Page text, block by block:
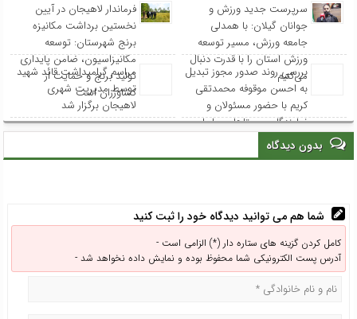
سرپرست جدید ورزش و
جوانان گیلان: با همدلی
جامعه ورزش، مسیر توسعه
ورزش استان را با قدرت دنبال
می‌کنیم
فرماندار لاهیجان در آیین
نخستین برداشت مکانیزه
برنج شهرستان: توسعه
مکانیزاسیون، ضامن پایداری
تولید برنج و حمایت از
کشاورزان است
بررسی روند صدور مجوز تبدیل
به احسن موقوفه محمدتقی
کریم با حضور مسئولان و
نمایندگان روستاهای ساحلی
مراسم گرامیداشت قائد شهید
توسط مدیریت شهری
لاهیجان برگزار شد
بدون دیدگاه
شما هم می توانید دیدگاه خود را ثبت کنید
کامل کردن گزینه های ستاره دار (*) الزامی است -
آدرس پست الکترونیکی شما محفوظ بوده و نمایش داده نخواهد شد -